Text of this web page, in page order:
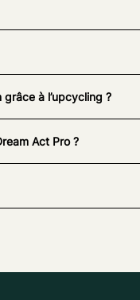
à l’upcycling ?
Act Pro ?